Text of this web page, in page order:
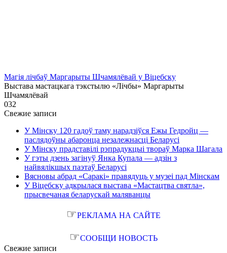
Магія лічбаў Маргарыты Шчамялёвай у Віцебску
Выстава мастацкага тэкстылю «Лічбы» Маргарыты
Шчамялёвай
032
Свежие записи
У Мінску 120 гадоў таму нарадзіўся Ежы Гедройц —
паслядоўны абаронца незалежнасці Беларусі
У Мінску прадставілі рэпрадукцыі твораў Марка Шагала
У гэты дзень загінуў Янка Купала — адзін з
найвялікшых паэтаў Беларусі
Вясновы абрад «Саракі» правядуць у музеі пад Мінскам
У Віцебску адкрылася выстава «Мастацтва святла»,
прысвечаная беларускай маляванцы
☞РЕКЛАМА НА САЙТЕ
☞СООБЩИ НОВОСТЬ
Свежие записи